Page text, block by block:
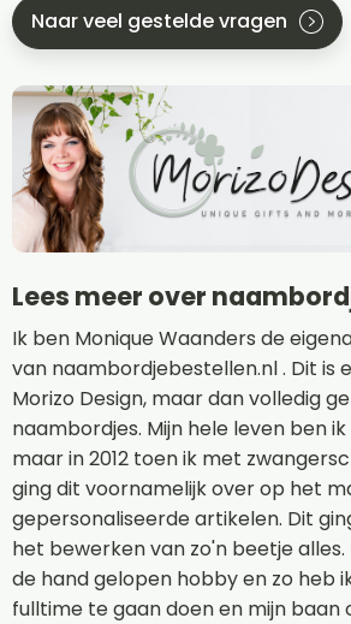
Naar veel gestelde vragen
Lees meer over
Ik ben Monique Waanders de
van naambordjebestellen.nl . Dit is
Morizo Design, maar dan volledig
naambordjes. Mijn hele leven ben
maar in 2012 toen ik met
ging dit voornamelijk over op het
gepersonaliseerde artikelen. Dit
het bewerken van zo'n beetje
de hand gelopen hobby en zo heb
fulltime te gaan doen en mijn baan